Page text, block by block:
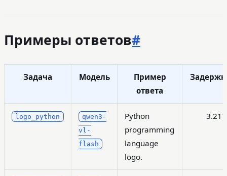
Примеры ответов#
Задача Модель
Пример
ответа
logo_python
qwen3-
vl-
flash
Python
programming
language
logo.